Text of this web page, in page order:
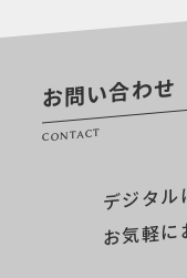
お問い合わせ
CONTACT
デジタ
お気軽